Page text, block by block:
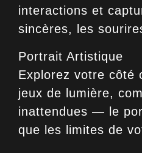
interactions et
sincères, les
Portrait Artistique
Explorez votre côté
jeux de lumière,
inattendues — le
que les limites de